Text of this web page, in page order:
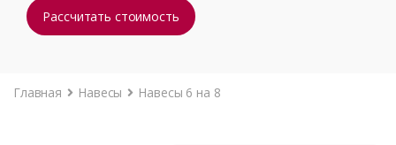
Рассчитать стоимость
Главная Навесы Навесы 6 на 8